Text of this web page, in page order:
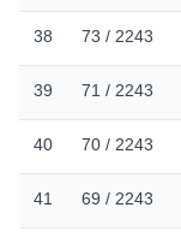
38 73 / 2243
39 71 / 2243
40 70 / 2243
41 69 / 2243